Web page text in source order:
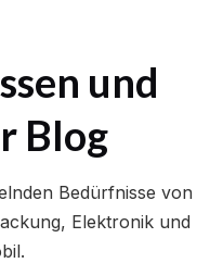
und
Blog
Bedürfnisse von
Elektronik und